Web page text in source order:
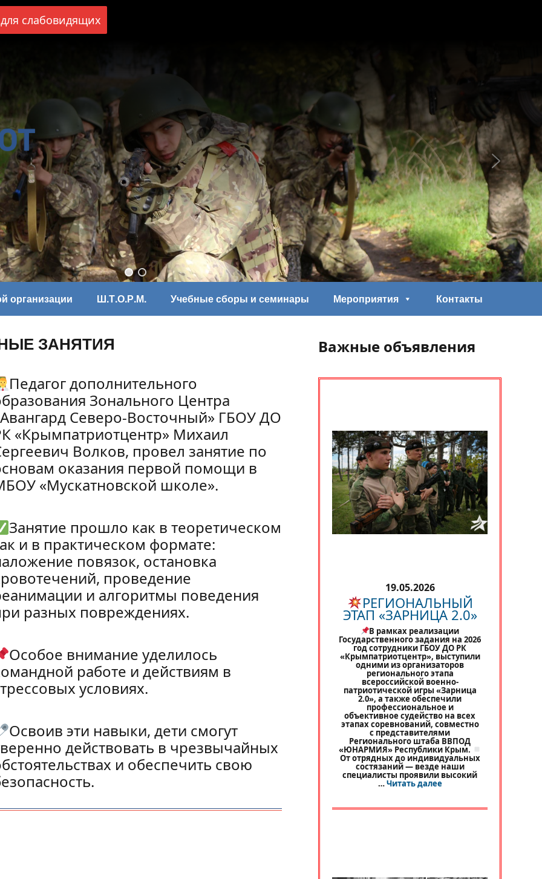
слабовидящих
организации Ш.Т.О.Р.М. Учебные сборы и семинары Мероприятия Контакты
ЗАНЯТИЯ
Педагог дополнительного
Зонального Центра
Северо-Восточный» ГБОУ ДО
«Крымпатриотцентр» Михаил
Волков, провел занятие по
оказания первой помощи в
«Мускатновской школе».
Занятие прошло как в теоретическом
и в практическом формате:
повязок, остановка
проведение
и алгоритмы поведения
разных повреждениях.
Особое внимание уделилось
работе и действиям в
условиях.
Освоив эти навыки, дети смогут
действовать в чрезвычайных
и обеспечить свою
Важные объявления
19.05.2026
РЕГИОНАЛЬНЫЙ
ЭТАП «ЗАРНИЦА 2.0»
В рамках реализации
Государственного задания на 2026
год сотрудники ГБОУ ДО РК
«Крымпатриотцентр», выступили
одними из организаторов
регионального этапа
всероссийской военно-
патриотической игры «Зарница
2.0», а также обеспечили
профессиональное и
объективное судейство на всех
этапах соревнований, совместно
с представителями
Регионального штаба ВВПОД
«ЮНАРМИЯ» Республики Крым.
От отрядных до индивидуальных
состязаний — везде наши
специалисты проявили высокий
…Читать далее«